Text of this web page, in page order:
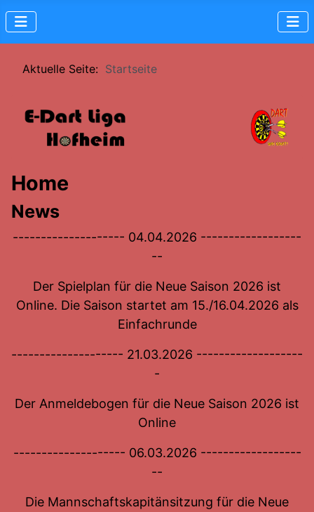
Aktuelle Seite: Startseite
Home
News
-------------------- 04.04.2026 ------------------
--
Der Spielplan für die Neue Saison 2026 ist
Online. Die Saison startet am 15./16.04.2026 als
Einfachrunde
-------------------- 21.03.2026 -------------------
-
Der Anmeldebogen für die Neue Saison 2026 ist
Online
-------------------- 06.03.2026 ------------------
--
Die Mannschaftskapitänsitzung für die Neue